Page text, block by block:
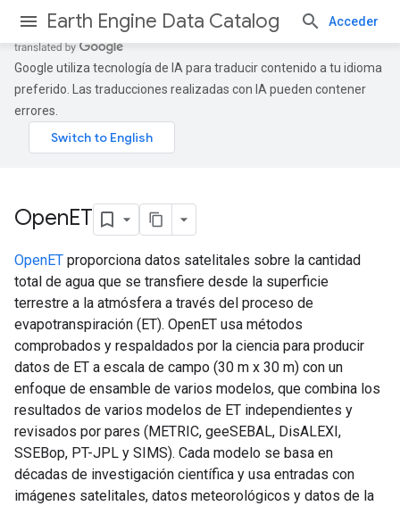
Earth Engine Data Catalog Acceder
Google utiliza tecnología de IA para traducir contenido a tu idioma
preferido. Las traducciones realizadas con IA pueden contener
errores.
OpenET
OpenET proporciona datos satelitales sobre la cantidad
total de agua que se transfiere desde la superficie
terrestre a la atmósfera a través del proceso de
evapotranspiración (ET). OpenET usa métodos
comprobados y respaldados por la ciencia para producir
datos de ET a escala de campo (30 m x 30 m) con un
enfoque de ensamble de varios modelos, que combina los
resultados de varios modelos de ET independientes y
revisados por pares (METRIC, geeSEBAL, DisALEXI,
SSEBop, PT-JPL y SIMS). Cada modelo se basa en
décadas de investigación científica y usa entradas con
imágenes satelitales, datos meteorológicos y datos de la